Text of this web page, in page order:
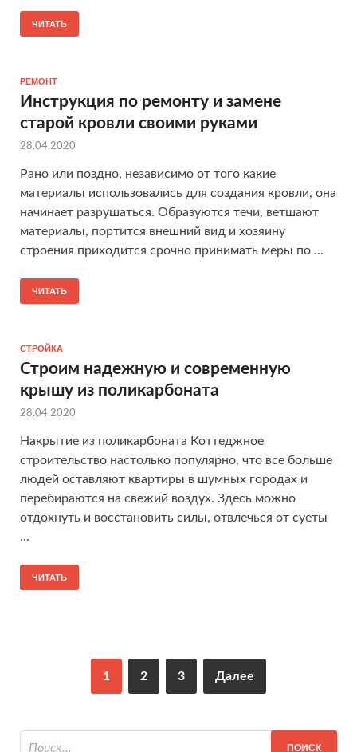
ЧИТАТЬ
РЕМОНТ
Инструкция по ремонту и замене
старой кровли своими руками
28.04.2020
Рано или поздно, независимо от того какие
материалы использовались для создания кровли, она
начинает разрушаться. Образуются течи, ветшают
материалы, портится внешний вид и хозяину
строения приходится срочно принимать меры по ...
ЧИТАТЬ
СТРОЙКА
Строим надежную и современную
крышу из поликарбоната
28.04.2020
Накрытие из поликарбоната Коттеджное
строительство настолько популярно, что все больше
людей оставляют квартиры в шумных городах и
перебираются на свежий воздух. Здесь можно
отдохнуть и восстановить силы, отвлечься от суеты
...
ЧИТАТЬ
1 2 3 Далее